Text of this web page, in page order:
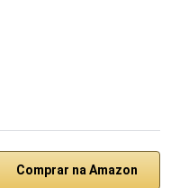
Comprar na Amazon